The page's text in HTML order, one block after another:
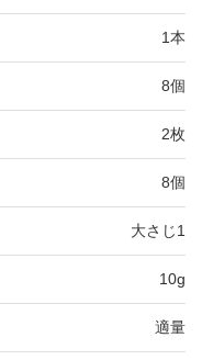
1本
8個
2枚
8個
大さじ1
10g
適量